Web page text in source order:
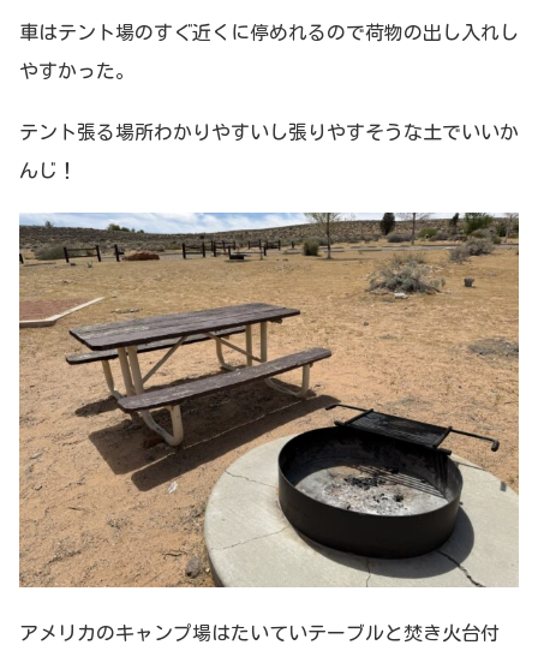
車はテント場のすぐ近くに停めれるので荷物の出し入れし
やすかった。
テント張る場所わかりやすいし張りやすそうな土でいいか
んじ！
アメリカのキャンプ場はたいていテーブルと焚き火台付